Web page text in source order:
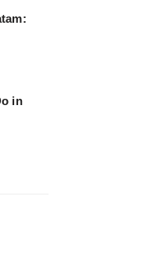
in